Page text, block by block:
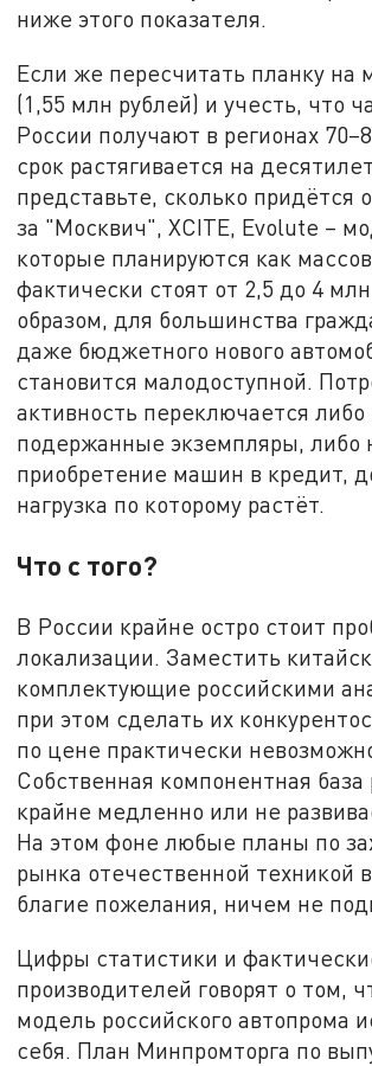
ниже этого показателя.
Если же пересчитать планку на
(1,55 млн рублей) и учесть, что
России получают в регионах
срок растягивается на
представьте, сколько придётся
за "Москвич", XCITE, Evolute –
которые планируются как
фактически стоят от 2,5 до 4
образом, для большинства
даже бюджетного нового
становится малодоступной.
активность переключается либо
подержанные экземпляры, либо
приобретение машин в кредит,
нагрузка по которому растёт.
Что с того?
В России крайне остро стоит
локализации. Заместить
комплектующие российскими
при этом сделать их
по цене практически
Собственная компонентная база
крайне медленно или не
На этом фоне любые планы по
рынка отечественной техникой
благие пожелания, ничем не
Цифры статистики и
производителей говорят о том,
модель российского автопрома
себя. План Минпромторга по